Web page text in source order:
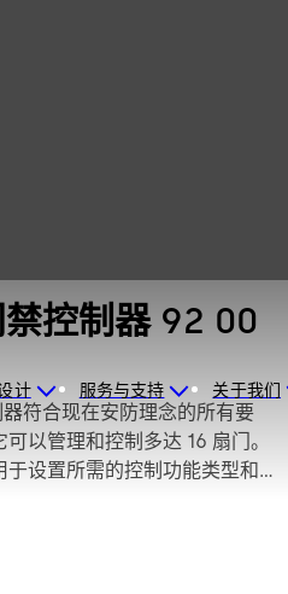
计 服务与支持 关于我们
控制器 92 00
符合现在安防理念的所有要
以管理和控制多达 16 扇门。
设置所需的控制功能类型和